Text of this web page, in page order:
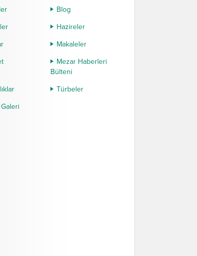
Blog
Hazireler
Makaleler
Mezar Haberleri
Bülteni
Türbeler